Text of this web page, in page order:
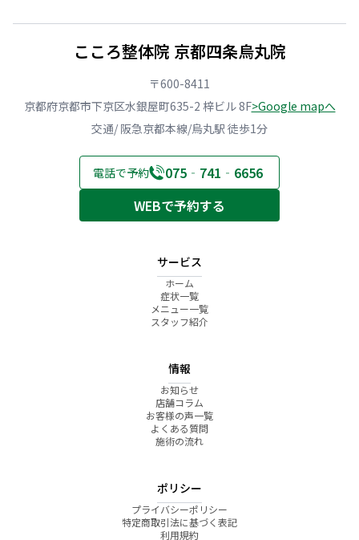
こころ整体院 京都四条烏丸院
〒600-8411
京都府京都市下京区水銀屋町635-2 梓ビル 8F>Google mapへ
交通/ 阪急京都本線/烏丸駅 徒歩1分
電話で予約
075‐741‐6656
WEBで予約する
サービス
ホーム
症状一覧
メニュー一覧
スタッフ紹介
情報
お知らせ
店舗コラム
お客様の声一覧
よくある質問
施術の流れ
ポリシー
プライバシーポリシー
特定商取引法に基づく表記
利用規約